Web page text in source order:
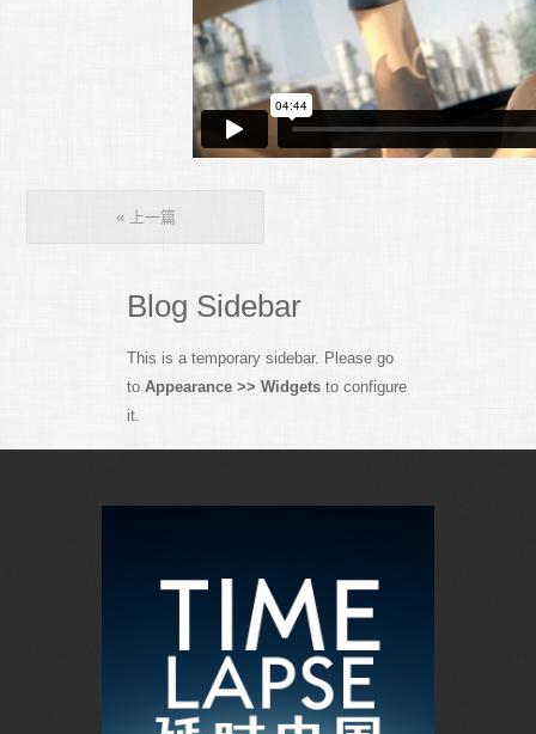
«上一篇
Blog Sidebar
This is a temporary sidebar. Please go
to Appearance >> Widgetsto configure
it.